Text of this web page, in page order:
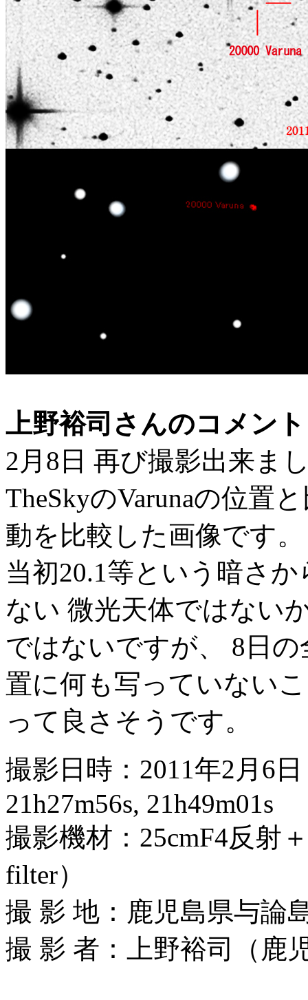
上野裕司さんのコメン
2月8日 再び撮影出来ま
TheSkyのVarunaの位置
動を比較した画像です。
当初20.1等という暗さか
ない 微光天体ではない
ではないですが、 8日の
置に何も写っていない
って良さそうです。
撮影日時：2011年2月6日
21h27m56s, 21h49m01s
撮影機材：25cmF4反射
filter）
撮 影 地：鹿児島県与論
撮 影 者：上野裕司（鹿